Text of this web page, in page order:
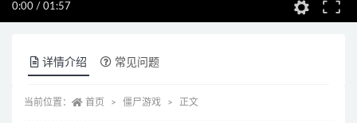
0:00 / 01:57
详情介绍 常见问题
当前位置： 首页 僵尸游戏 正文